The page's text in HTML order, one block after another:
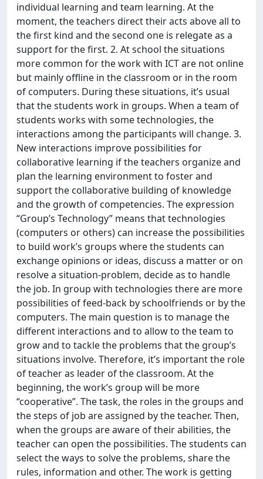
individual learning and team learning. At the
moment, the teachers direct their acts above all to
the first kind and the second one is relegate as a
support for the first. 2. At school the situations
more common for the work with ICT are not online
but mainly offline in the classroom or in the room
of computers. During these situations, it’s usual
that the students work in groups. When a team of
students works with some technologies, the
interactions among the participants will change. 3.
New interactions improve possibilities for
collaborative learning if the teachers organize and
plan the learning environment to foster and
support the collaborative building of knowledge
and the growth of competencies. The expression
“Group’s Technology” means that technologies
(computers or others) can increase the possibilities
to build work’s groups where the students can
exchange opinions or ideas, discuss a matter or on
resolve a situation-problem, decide as to handle
the job. In group with technologies there are more
possibilities of feed-back by schoolfriends or by the
computers. The main question is to manage the
different interactions and to allow to the team to
grow and to tackle the problems that the group’s
situations involve. Therefore, it’s important the role
of teacher as leader of the classroom. At the
beginning, the work’s group will be more
“cooperative”. The task, the roles in the groups and
the steps of job are assigned by the teacher. Then,
when the groups are aware of their abilities, the
teacher can open the possibilities. The students can
select the ways to solve the problems, share the
rules, information and other. The work is getting